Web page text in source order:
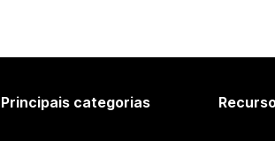
Principais categorias